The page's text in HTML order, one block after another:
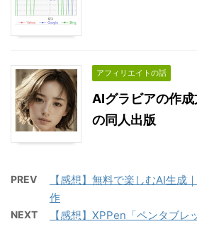
アフィリエイトの話
AIグラビアの作
の同人出版
PREV
【感想】無料で楽しむAI生成
作
NEXT 【感想】XPPen「ペンタブレ